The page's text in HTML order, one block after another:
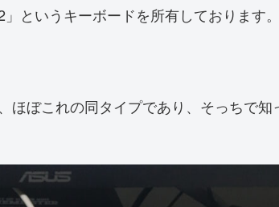
というキーボードを所有しております。
ほぼこれの同タイプであり、そっちで知